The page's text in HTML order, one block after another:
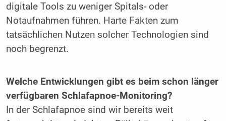
digitale Tools zu weniger Spitals- oder
Notaufnahmen führen. Harte Fakten zum
tatsächlichen Nutzen solcher Technologien sind
noch begrenzt.
Welche Entwicklungen gibt es beim schon länger
verfügbaren Schlafapnoe-Monitoring?
In der Schlafapnoe sind wir bereits weit